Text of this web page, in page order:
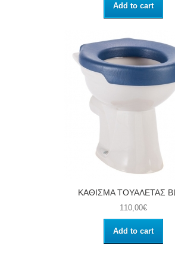
Add to cart
ΚΑΘΙΣΜΑ ΤΟΥΑΛΕΤΑΣ
110,00€
Add to cart